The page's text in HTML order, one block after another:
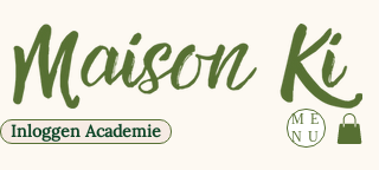
ME
NU
Inloggen Academie